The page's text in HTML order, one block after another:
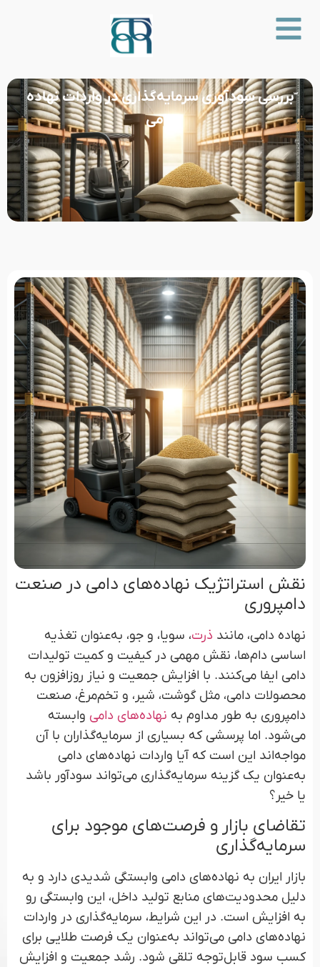
ّبررسی سودآوری سرمایه‌گذاری در واردات نهاده
دامی
نقش استراتژیک نهاده‌های دامی در صنعت
دامپروری
نهاده دامی، مانند ذرت، سویا، و جو، به‌عنوان تغذیه
اساسی دام‌ها، نقش مهمی در کیفیت و کمیت تولیدات
دامی ایفا می‌کنند. با افزایش جمعیت و نیاز روزافزون به
محصولات دامی، مثل گوشت، شیر، و تخم‌مرغ، صنعت
دامپروری به طور مداوم به نهاده‌های دامی وابسته
می‌شود. اما پرسشی که بسیاری از سرمایه‌گذاران با آن
مواجه‌اند این است که آیا واردات نهاده‌های دامی
به‌عنوان یک گزینه سرمایه‌گذاری می‌تواند سودآور باشد
یا خیر؟
تقاضای بازار و فرصت‌های موجود برای
سرمایه‌گذاری
بازار ایران به نهاده‌های دامی وابستگی شدیدی دارد و به
دلیل محدودیت‌های منابع تولید داخل، این وابستگی رو
به افزایش است. در این شرایط، سرمایه‌گذاری در واردات
نهاده‌های دامی می‌تواند به‌عنوان یک فرصت طلایی برای
کسب سود قابل‌توجه تلقی شود. رشد جمعیت و افزایش